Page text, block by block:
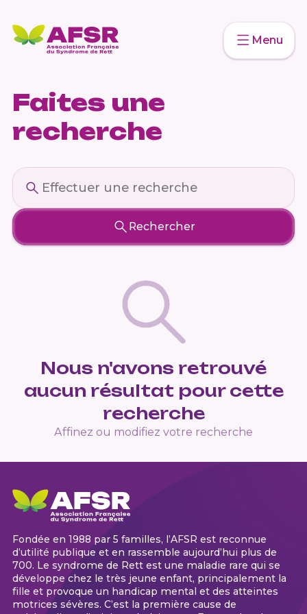
Menu
Faites une
recherche
Rechercher
Nous n'avons retrouvé
aucun résultat pour cette
recherche
Affinez ou modifiez votre recherche
Fondée en 1988 par 5 familles, l’AFSR est reconnue
d’utilité publique et en rassemble aujourd’hui plus de
700. Le syndrome de Rett est une maladie rare qui se
développe chez le très jeune enfant, principalement la
fille et provoque un handicap mental et des atteintes
motrices sévères. C’est la première cause de